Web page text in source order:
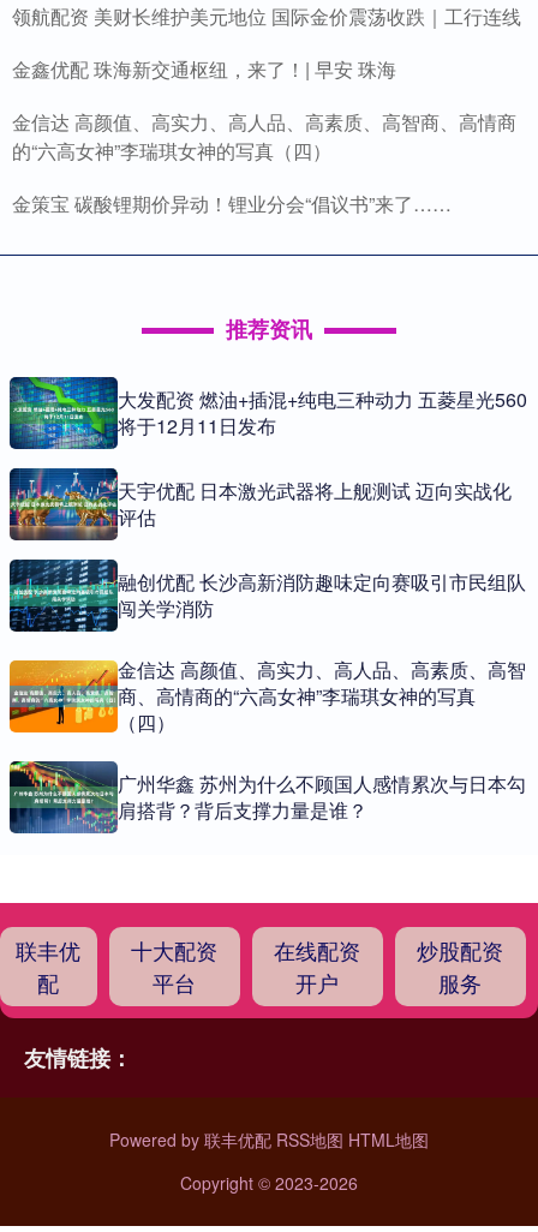
领航配资 美财长维护美元地位 国际金价震荡收跌｜工行连线
金鑫优配 珠海新交通枢纽，来了！| 早安 珠海
金信达 高颜值、高实力、高人品、高素质、高智商、高情商
的“六高女神”李瑞琪女神的写真（四）
金策宝 碳酸锂期价异动！锂业分会“倡议书”来了……
推荐资讯
大发配资 燃油+插混+纯电三种动力 五菱星光560
将于12月11日发布
天宇优配 日本激光武器将上舰测试 迈向实战化
评估
融创优配 长沙高新消防趣味定向赛吸引市民组队
闯关学消防
金信达 高颜值、高实力、高人品、高素质、高智
商、高情商的“六高女神”李瑞琪女神的写真
（四）
广州华鑫 苏州为什么不顾国人感情累次与日本勾
肩搭背？背后支撑力量是谁？
联丰优
配
十大配资
平台
在线配资
开户
炒股配资
服务
友情链接：
Powered by 联丰优配 RSS地图 HTML地图
Copyright © 2023-2026